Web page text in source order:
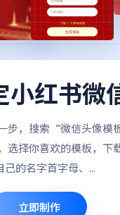
小红书微
步，搜索“微信头像
择你喜欢的模板，下
己的名字首字母、...
立即制作